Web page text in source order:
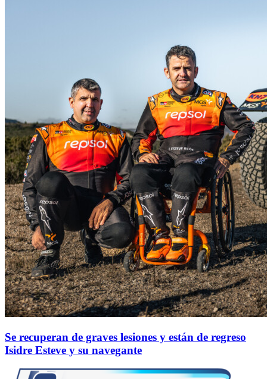
Se recuperan de graves lesiones y están de regreso
Isidre Esteve y su navegante